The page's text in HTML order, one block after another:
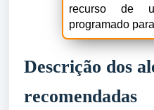
recurso de
programado
Descrição dos
recomendadas